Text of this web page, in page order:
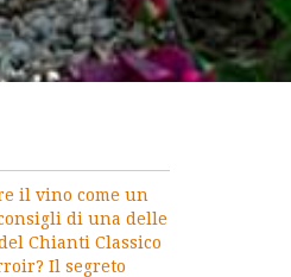
il vino come un
di una delle
Chianti Classico
Il segreto